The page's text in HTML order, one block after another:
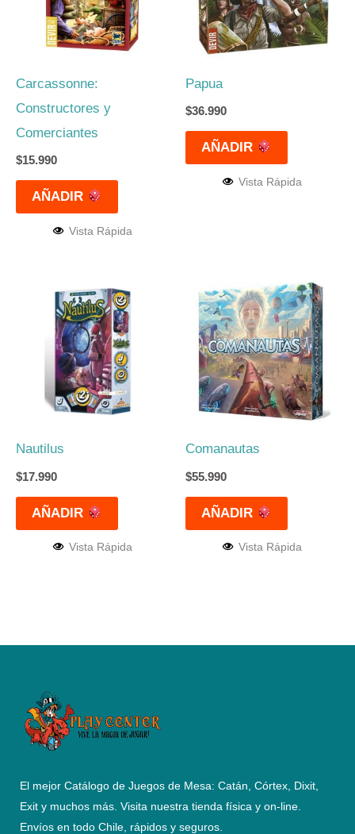
Carcassonne:
Constructores y
Comerciantes
$15.990
AÑADIR
Vista Rápida
Papua
$36.990
AÑADIR
Vista Rápida
Nautilus
$17.990
AÑADIR
Vista Rápida
Comanautas
$55.990
AÑADIR
Vista Rápida
El mejor Catálogo de Juegos de Mesa: Catán, Córtex, Dixit,
Exit y muchos más. Visita nuestra tienda física y on-line.
Envíos en todo Chile, rápidos y seguros